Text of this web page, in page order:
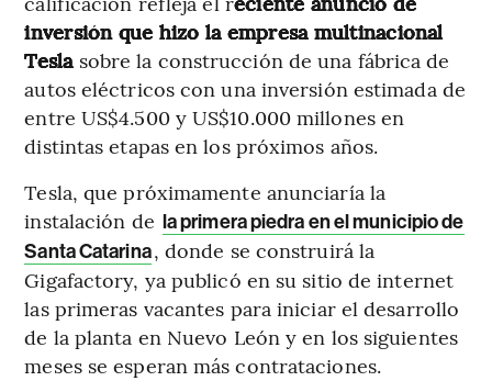
inversión que hizo la empresa multinacional
Teslasobre la construcción de una fábrica de
autos eléctricos con una inversión estimada de
entre US$4.500 y US$10.000 millones en
distintas etapas en los próximos años.
Tesla, que próximamente anunciaría la
instalación de la primera piedra en el municipio de
Santa Catarina, donde se construirá la
Gigafactory, ya publicó en su sitio de internet
las primeras vacantes para iniciar el desarrollo
de la planta en Nuevo León y en los siguientes
meses se esperan más contrataciones.